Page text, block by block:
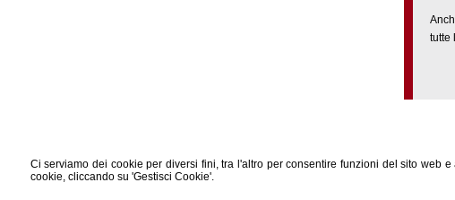
Ci serviamo dei cookie per diversi fini, tra l'altro per consentire funzioni del sito web
cookie, cliccando su 'Gestisci Cookie'.
tutte
VIA RIVIERA G. MATTEOTTI, 31
I - 30034 MIRA (VE)